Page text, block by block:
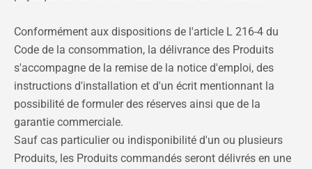
Conformément aux dispositions de l'article L 216-4 du
Code de la consommation, la délivrance des Produits
s'accompagne de la remise de la notice d'emploi, des
instructions d'installation et d'un écrit mentionnant la
possibilité de formuler des réserves ainsi que de la
garantie commerciale.
Sauf cas particulier ou indisponibilité d'un ou plusieurs
Produits, les Produits commandés seront délivrés en une